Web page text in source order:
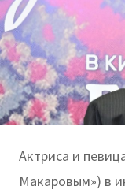
Актриса и
Макаровым») в